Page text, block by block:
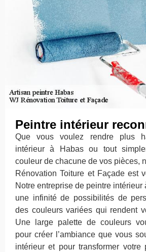
Peintre intérieur
Que vous voulez rendre plus
intérieur à Habas ou tout
couleur de chacune de vos pièces,
Rénovation Toiture et Façade est
Notre entreprise de peintre intérieur
une infinité de possibilités de
des couleurs variées qui rendent
Une large palette de couleurs
pour créer l’ambiance que vous
intérieur et pour transformer votre